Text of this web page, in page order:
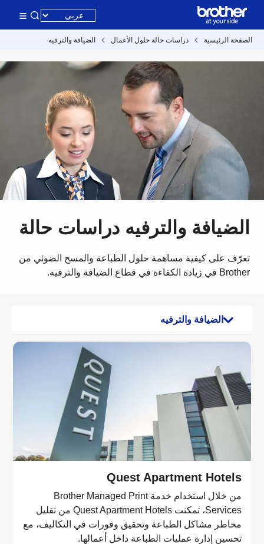
الصفحة الرئيسية دراسات حالة حلول الأعمال الضيافة والترفيه
الضيافة والترفيه دراسات حالة
تعرّف على كيفية مساهمة حلول الطباعة والمسح الضوئي من
Brother في زيادة الكفاءة في قطاع الضيافة والترفيه.
الضيافة والترفيه
Quest Apartment Hotels
من خلال استخدام خدمة Brother Managed Print
Services، تمكنت Quest Apartment Hotels من تقليل
مخاطر مشاكل الطباعة وتحقيق وفورات في التكاليف، مع
تحسين إدارة عمليات الطباعة داخل أعمالها.